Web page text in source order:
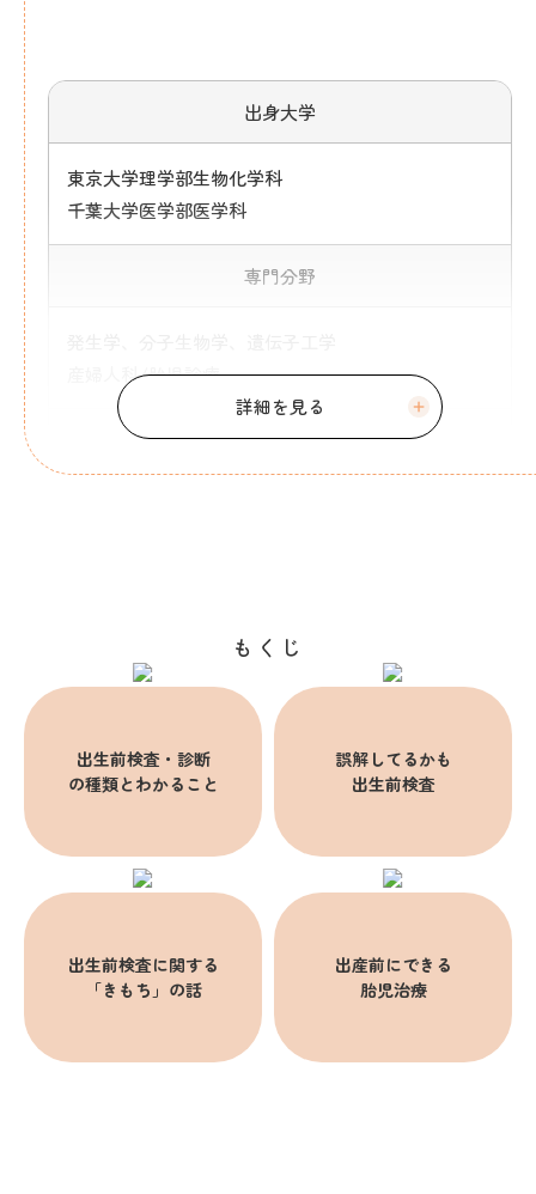
出身大学
東京大学理学部生物化学科
千葉大学医学部医学科
専門分野
産婦人科/胎児診療
資格
妊娠中期超音波資格-FMF（イギリス）認定
NT certificate（NT資格）
NB certificate（鼻骨資格）
TR certificate（三尖弁逆流資格）
DV certificate（静脈管血流資格）
UA certificate（子宮動脈血流資格）
所属学会・役員など
一般社団法人 FMF Japan / 代表
日本医師会ジュニアドクターズネットワーク/ 国際
担当役員
日本産科婦人科学会 / 会員
日本人類遺伝学会 / 会員
もくじ
出生前検査・診断
の種類とわかること
誤解してるかも
出生前検査
出生前検査に関する
「きもち」の話
出産前にできる
胎児治療